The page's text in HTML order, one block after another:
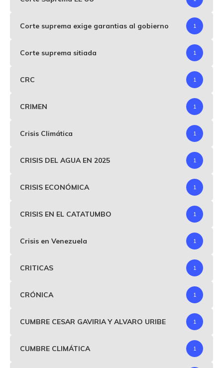
Corte suprema exige garantias al gobierno 1
Corte suprema sitiada 1
CRC 1
CRIMEN 1
Crisis Climática 1
CRISIS DEL AGUA EN 2025 1
CRISIS ECONÓMICA 1
CRISIS EN EL CATATUMBO 1
Crisis en Venezuela 1
CRITICAS 1
CRÓNICA 1
CUMBRE CESAR GAVIRIA Y ALVARO URIBE 1
CUMBRE CLIMÁTICA 1